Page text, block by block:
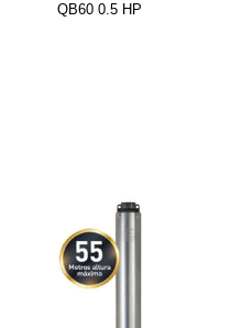
QB60 0.5 HP